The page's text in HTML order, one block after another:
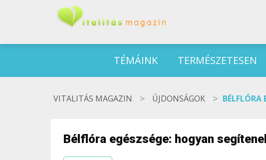
TÉMÁINK TERMÉSZETESEN
VITALITÁS MAGAZIN > ÚJDONSÁGOK > BÉLFLÓRA
Bélflóra egészsége: hogyan